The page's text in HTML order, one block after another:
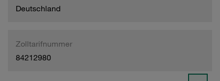
Deutschland
Zolltarifnummer
84212980